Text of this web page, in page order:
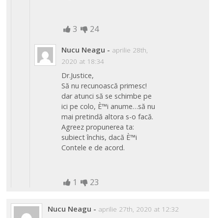
3 24
Nucu Neagu - aprilie 28th,
2020 at 18:34
Dr.Justice,
Să nu recunoască primesc!
dar atunci să se schimbe pe
ici pe colo, È™i anume…să nu
mai pretindă altora s-o facă.
Agreez propunerea ta:
subiect închis, dacă È™i
Contele e de acord.
1 23
Nucu Neagu - aprilie 27th, 2020 at 12:32